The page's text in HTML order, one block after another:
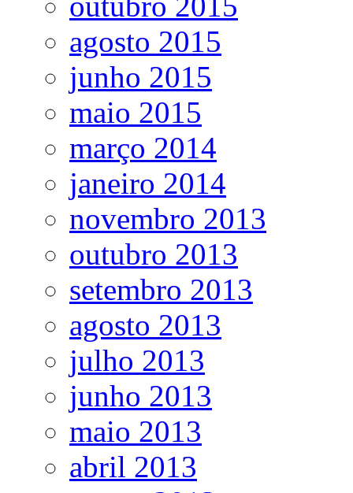
agosto 2015
junho 2015
maio 2015
março 2014
janeiro 2014
novembro 2013
outubro 2013
setembro 2013
agosto 2013
julho 2013
junho 2013
maio 2013
abril 2013